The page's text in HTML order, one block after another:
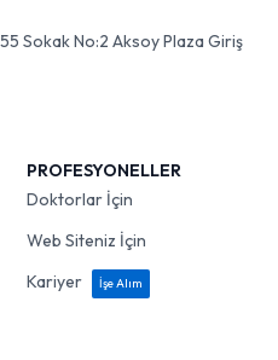
Sokak No:2 Aksoy Plaza Giriş
PROFESYONELLER
Doktorlar İçin
Web Siteniz İçin
Kariyer
İşe Alım